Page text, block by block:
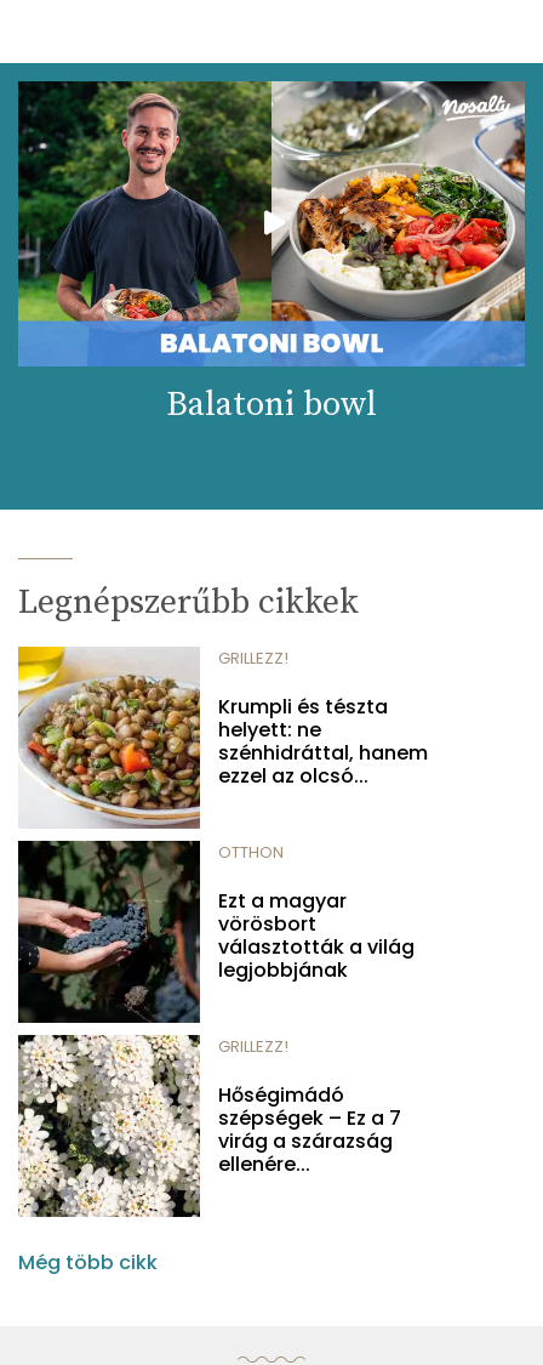
Balatoni bowl
Legnépszerűbb cikkek
GRILLEZZ!
Krumpli és tészta
helyett: ne
szénhidráttal, hanem
ezzel az olcsó...
OTTHON
Ezt a magyar
vörösbort
választották a világ
legjobbjának
GRILLEZZ!
Hőségimádó
szépségek – Ez a 7
virág a szárazság
ellenére...
Még több cikk